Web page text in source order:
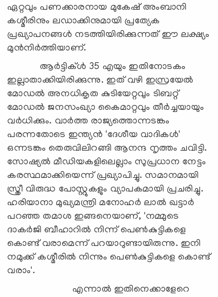
ഏറ്റവും പണക്കാരനായ മുകേഷ് അംബാനി
കശ്മീരിനും ലഡാക്കിനുമായി പ്രത്യേക
പ്രഖ്യാപനങ്ങള്‍ നടത്തിയിരിക്കുന്നത് ഈ ലക്ഷ്യം
മുന്‍നിര്‍ത്തിയാണ്.
ആര്‍ട്ടിക്ള്‍ 35 എയും ഇതിനോടകം
ഇല്ലാതാക്കിയിരിക്കുന്നു. ഇത് വഴി ഇസ്രയേല്‍
മോഡല്‍ അനധികൃത കുടിയേറ്റവും ടിബറ്റ്
മോഡല്‍ ജനസംഖ്യാ കൈമാറ്റവും തീര്‍ച്ചയായും
വര്‍ധിക്കും. വാര്‍ത്ത രാജ്യത്തൊന്നടങ്കം
പരന്നതോടെ ഇന്ത്യന്‍ 'ദേശീയ വാദികള്‍'
ഒന്നടങ്കം തെരുവിലിറങ്ങി ആനന്ദ നൃത്തം ചവിട്ടി.
സോഷ്യല്‍ മീഡിയകളിലെല്ലാം സുപ്രധാന നേട്ടം
കരസ്ഥമാക്കിയെന്ന് പ്രഖ്യാപിച്ചു. സമാനമായി
സ്ത്രീ വിരുദ്ധ പോസ്റ്റുകളും വ്യാപകമായി പ്രചരിച്ചു.
ഹരിയാനാ മുഖ്യമന്ത്രി മനോഹര്‍ ലാല്‍ ഖട്ടാര്‍
പറഞ്ഞ തമാശ ഇങ്ങനെയാണ്, 'നമ്മുടെ
ദാകര്‍ജി ബീഹാറില്‍ നിന്ന് പെണ്‍കുട്ടികളെ
കൊണ്ട് വരാമെന്ന് പറയാറുണ്ടായിരുന്നു. ഇനി
നമുക്ക് കശ്മീരില്‍ നിന്നും പെണ്‍കുട്ടികളെ കൊണ്ട്
വരാം'.
എന്നാല്‍ ഇതിനെക്കാളേറെ